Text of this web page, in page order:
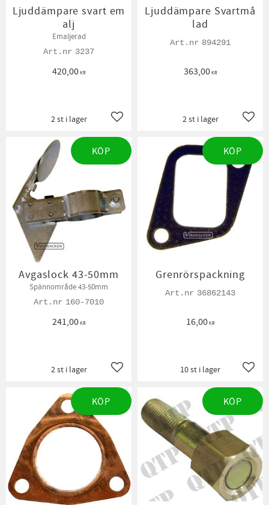
Ljuddämpare svart em
alj
Emaljerad
3237
420,00KR
Lägg till i favoriter
2 st i lager
Ljuddämpare Svartmå
lad
894291
363,00KR
2 st i lager
Avgaslock 43-50mm
Spännområde 43-50mm
160-7010
241,00KR
Lägg till i favoriter
2 st i lager
KÖP
Grenrörspackning
36862143
16,00KR
10 st i lager
KÖP
KÖP KÖP